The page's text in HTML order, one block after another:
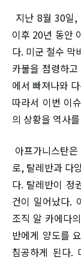
지난 8월 30일
이후 20년 동안
다. 미군 철수 막
카불을 점령하
에서 빠져나와
따라서 이번 이
의 상황을 역사
아프가니스탄
로, 탈레반과 다
다. 탈레반이 정
건이 일어났다.
조직 알 카에다
반에게 양도를
침공하게 된다.